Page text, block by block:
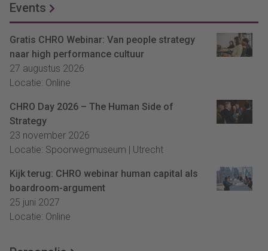
Events
Gratis CHRO Webinar: Van people strategy
naar high performance cultuur
27 augustus 2026
Locatie: Online
CHRO Day 2026 – The Human Side of
Strategy
23 november 2026
Locatie: Spoorwegmuseum | Utrecht
Kijk terug: CHRO webinar human capital als
boardroom-argument
25 juni 2027
Locatie: Online